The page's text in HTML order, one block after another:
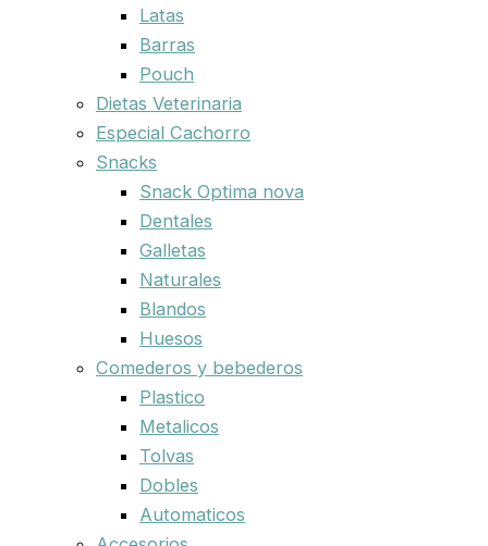
Latas
Barras
Pouch
Dietas Veterinaria
Especial Cachorro
Snacks
Snack Optima nova
Dentales
Galletas
Naturales
Blandos
Huesos
Comederos y bebederos
Plastico
Metalicos
Tolvas
Dobles
Automaticos